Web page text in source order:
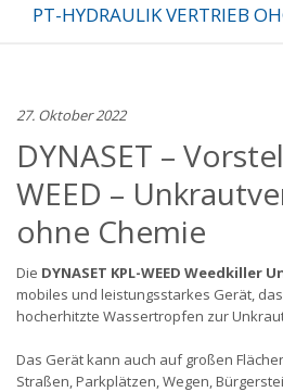
PT-HYDRAULIK VERTRIEB
27. Oktober 2022
DYNASET –
WEED –
ohne Chemie
Die DYNASET KPL-WEED Weedkiller
mobiles und leistungsstarkes Gerät,
hocherhitzte Wassertropfen zur
Das Gerät kann auch auf großen
Straßen, Parkplätzen, Wegen,